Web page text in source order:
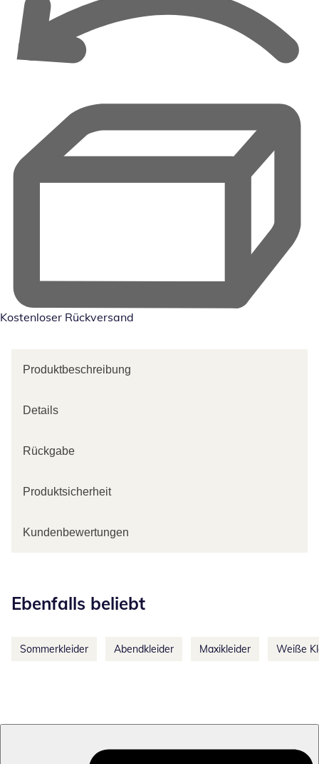
Kostenloser Rückversand
Produktbeschreibung
Details
Rückgabe
Produktsicherheit
Kundenbewertungen
Ebenfalls beliebt
Sommerkleider Abendkleider Maxikleider Weiße